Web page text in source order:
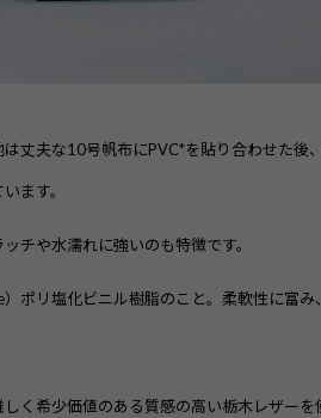
丈夫な10号帆布にPVC*を貼り合わせた
ます。
チや水濡れに強いのも特徴です。
ポリ塩化ビニル樹脂のこと。柔軟性に富み
く希少価値のある質感の高い栃木レザーを